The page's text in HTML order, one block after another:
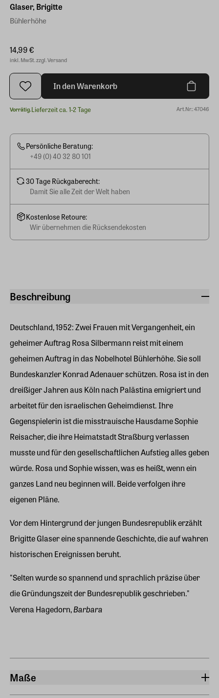
Beschreibung
Deutschland, 1952: Zwei Frauen mit Vergangenheit, ein
geheimer Auftrag Rosa Silbermann reist mit einem
geheimen Auftrag in das Nobelhotel Bühlerhöhe. Sie soll
Bundeskanzler Konrad Adenauer schützen. Rosa ist in den
dreißiger Jahren aus Köln nach Palästina emigriert und
arbeitet für den israelischen Geheimdienst. Ihre
Gegenspielerin ist die misstrauische Hausdame Sophie
Reisacher, die ihre Heimatstadt Straßburg verlassen
musste und für den gesellschaftlichen Aufstieg alles geben
würde. Rosa und Sophie wissen, was es heißt, wenn ein
ganzes Land neu beginnen will. Beide verfolgen ihre
eigenen Pläne.
Vor dem Hintergrund der jungen Bundesrepublik erzählt
Brigitte Glaser eine spannende Geschichte, die auf wahren
historischen Ereignissen beruht.
"Selten wurde so spannend und sprachlich präzise über
die Gründungszeit der Bundesrepublik geschrieben."
Verena Hagedorn,Barbara
Maße
Glaser, Brigitte
Bühlerhöhe
14,99 €
inkl. MwSt. zzgl. Versand
In den Warenkorb
Vorrätig.Lieferzeit ca. 1-2 Tage Art.Nr.: 47046
Persönliche Beratung:
+49 (0) 40 32 80 101
30 Tage Rückgaberecht:
Damit Sie alle Zeit der Welt haben
Kostenlose Retoure:
Wir übernehmen die Rücksendekosten